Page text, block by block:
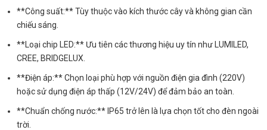
**Công suất:** Tùy thuộc vào kích thước cây và không gian cần
chiếu sáng.
**Loại chip LED:** Ưu tiên các thương hiệu uy tín như LUMILED,
CREE, BRIDGELUX.
**Điện áp:** Chọn loại phù hợp với nguồn điện gia đình (220V)
hoặc sử dụng điện áp thấp (12V/24V) để đảm bảo an toàn.
**Chuẩn chống nước:** IP65 trở lên là lựa chọn tốt cho đèn ngoài
trời.